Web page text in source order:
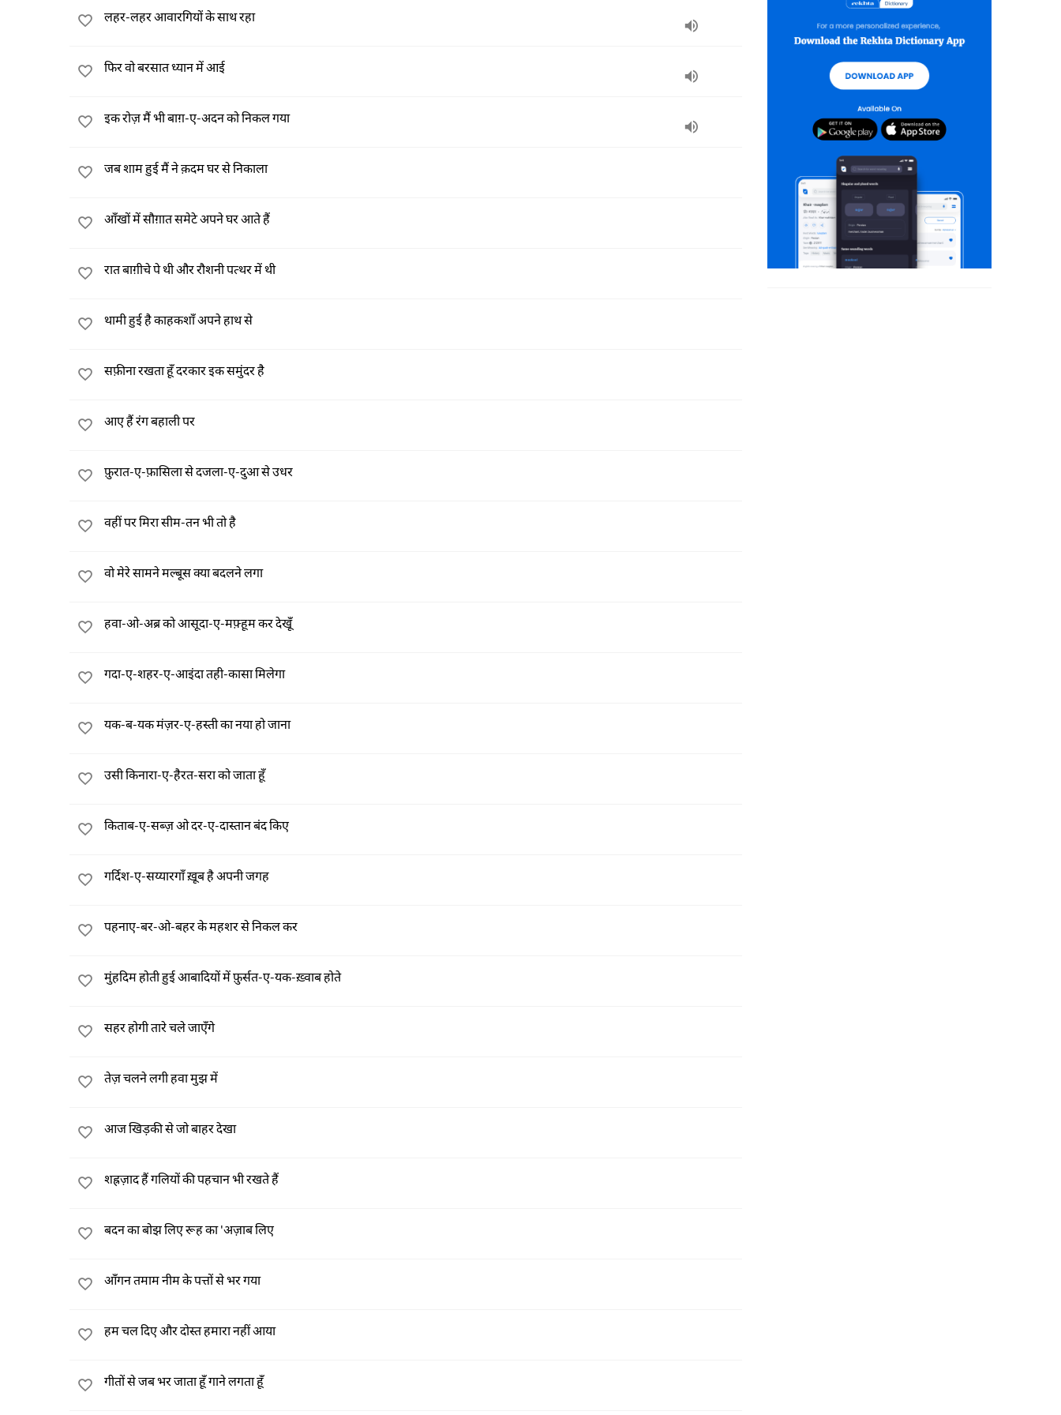
लहर-लहर आवारगियों के साथ रहा
फिर वो बरसात ध्यान में आई
इक रोज़ मैं भी बाग़-ए-अदन को निकल गया
जब शाम हुई मैं ने क़दम घर से निकाला
आँखों में सौग़ात समेटे अपने घर आते हैं
रात बाग़ीचे पे थी और रौशनी पत्थर में थी
थामी हुई है काहकशाँ अपने हाथ से
सफ़ीना रखता हूँ दरकार इक समुंदर है
आए हैं रंग बहाली पर
फ़ुरात-ए-फ़ासिला से दजला-ए-दुआ से उधर
वहीं पर मिरा सीम-तन भी तो है
वो मेरे सामने मल्बूस क्या बदलने लगा
हवा-ओ-अब्र को आसूदा-ए-मफ़्हूम कर देखूँ
गदा-ए-शहर-ए-आइंदा तही-कासा मिलेगा
यक-ब-यक मंज़र-ए-हस्ती का नया हो जाना
उसी किनारा-ए-हैरत-सरा को जाता हूँ
किताब-ए-सब्ज़ ओ दर-ए-दास्तान बंद किए
गर्दिश-ए-सय्यारगाँ ख़ूब है अपनी जगह
पहनाए-बर-ओ-बहर के महशर से निकल कर
मुंहदिम होती हुई आबादियों में फ़ुर्सत-ए-यक-ख़्वाब होते
सहर होगी तारे चले जाएँगे
तेज़ चलने लगी हवा मुझ में
आज खिड़की से जो बाहर देखा
शह्रज़ाद हैं गलियों की पहचान भी रखते हैं
बदन का बोझ लिए रूह का 'अज़ाब लिए
आँगन तमाम नीम के पत्तों से भर गया
हम चल दिए और दोस्त हमारा नहीं आया
गीतों से जब भर जाता हूँ गाने लगता हूँ